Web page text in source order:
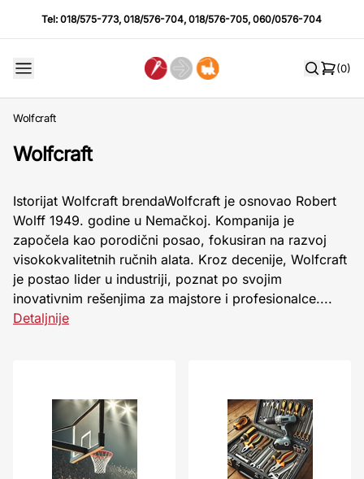
Tel:018/575-773,018/576-704,018/576-705,060/0576-704
(0)
Wolfcraft
Wolfcraft
Istorijat Wolfcraft brendaWolfcraft je osnovao Robert
Wolff 1949. godine u Nemačkoj. Kompanija je
započela kao porodični posao, fokusiran na razvoj
visokokvalitetnih ručnih alata. Kroz decenije, Wolfcraft
je postao lider u industriji, poznat po svojim
inovativnim rešenjima za majstore i profesionalce....
Detaljnije